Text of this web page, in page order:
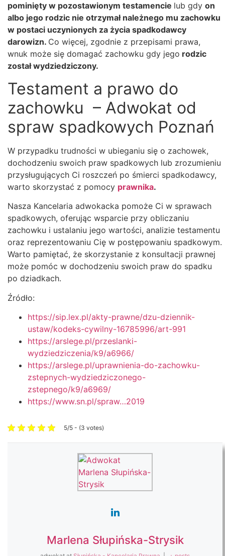
pominięty w pozostawionym testamencie lub gdy on
albo jego rodzic nie otrzymał należnego mu zachowku
w postaci uczynionych za życia spadkodawcy
darowizn. Co więcej, zgodnie z przepisami prawa,
wnuk może się domagać zachowku gdy jego rodzic
został wydziedziczony.
Testament a prawo do
zachowku – Adwokat od
spraw spadkowych Poznań
W przypadku trudności w ubieganiu się o zachowek,
dochodzeniu swoich praw spadkowych lub zrozumieniu
przysługujących Ci roszczeń po śmierci spadkodawcy,
warto skorzystać z pomocy prawnika.
Nasza Kancelaria adwokacka pomoże Ci w sprawach
spadkowych, oferując wsparcie przy obliczaniu
zachowku i ustalaniu jego wartości, analizie testamentu
oraz reprezentowaniu Cię w postępowaniu spadkowym.
Warto pamiętać, że skorzystanie z konsultacji prawnej
może pomóc w dochodzeniu swoich praw do spadku
po dziadkach.
Źródło:
https://sip.lex.pl/akty-prawne/dzu-dziennik-
ustaw/kodeks-cywilny-16785996/art-991
https://arslege.pl/przeslanki-
wydziedziczenia/k9/a6966/
https://arslege.pl/uprawnienia-do-zachowku-
zstepnych-wydziedziczonego-
zstepnego/k9/a6969/
https://www.sn.pl/spraw…2019
5/5 - (3 votes)
Marlena Słupińska-Strysik